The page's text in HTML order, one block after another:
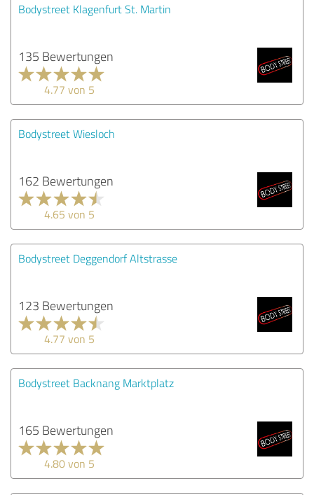
Bodystreet Klagenfurt St. Martin
135 Bewertungen
4.77 von 5
Bodystreet Wiesloch
162 Bewertungen
4.65 von 5
Bodystreet Deggendorf Altstrasse
123 Bewertungen
4.77 von 5
Bodystreet Backnang Marktplatz
165 Bewertungen
4.80 von 5